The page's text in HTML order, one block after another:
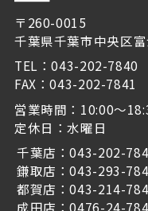
〒260-0015
千葉県千葉市中央区
TEL：043-202-7840
FAX：043-202-7841
営業時間：10:00～
定休日：水曜日
千葉店：043-202-
鎌取店：043-293-
都賀店：043-214-
成田店：0476-24-